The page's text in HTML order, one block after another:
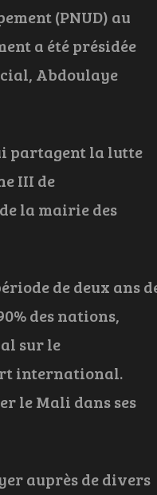
(PNUD) au
a été présidée
Abdoulaye
partagent la lutte
III de
la mairie des
de deux ans
des nations,
sur le
international.
le Mali dans ses
auprès de divers